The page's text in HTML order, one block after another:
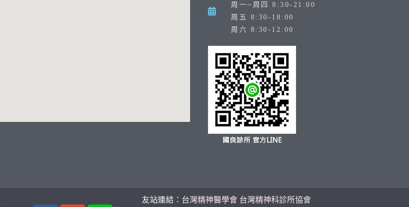
周一~周四 8:30-21:00
周五 8:30-18:00
周六 8:30-12:00
友站連結： 台灣精神醫學會 台灣精神科診所協會